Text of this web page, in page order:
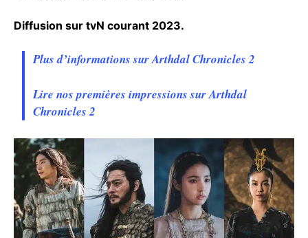
Diffusion sur tvN courant 2023.
Plus d’informations sur Arthdal Chronicles 2
Lire nos premières impressions sur Arthdal
Chronicles 2